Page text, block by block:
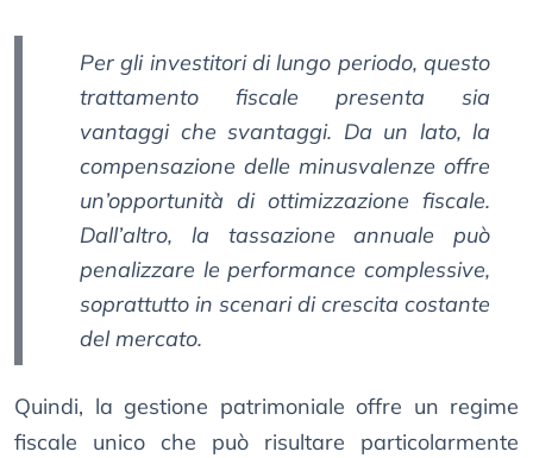
Per gli investitori di lungo periodo, questo
trattamento fiscale presenta sia
vantaggi che svantaggi. Da un lato, la
compensazione delle minusvalenze offre
un’opportunità di ottimizzazione fiscale.
Dall’altro, la tassazione annuale può
penalizzare le performance complessive,
soprattutto in scenari di crescita costante
del mercato.
Quindi, la gestione patrimoniale offre un regime
fiscale unico che può risultare particolarmente